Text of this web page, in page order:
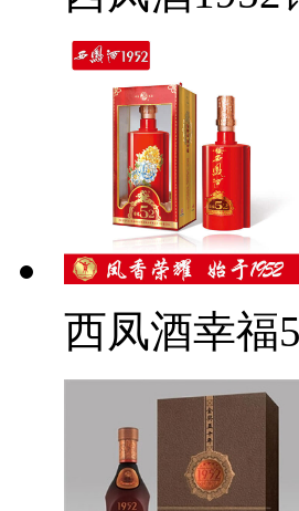
西凤酒幸福